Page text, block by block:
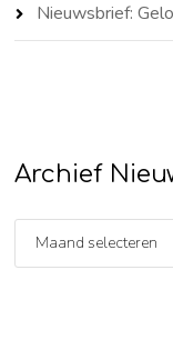
Nieuwsbrief:
Archief